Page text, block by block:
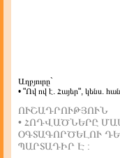
Աղբյուրը`
• "Ով ով է. Հայեր", կենս.
ՈՒՇԱԴՐՈՒԹՅՈՒՆ
• ՀՈԴՎԱԾՆԵՐԸ
ՕԳՏԱԳՈՐԾԵԼՈՒ
ՊԱՐՏԱԴԻՐ Է :